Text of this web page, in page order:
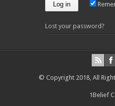
Lost your password?
© Copyright 2018, All
1Belief